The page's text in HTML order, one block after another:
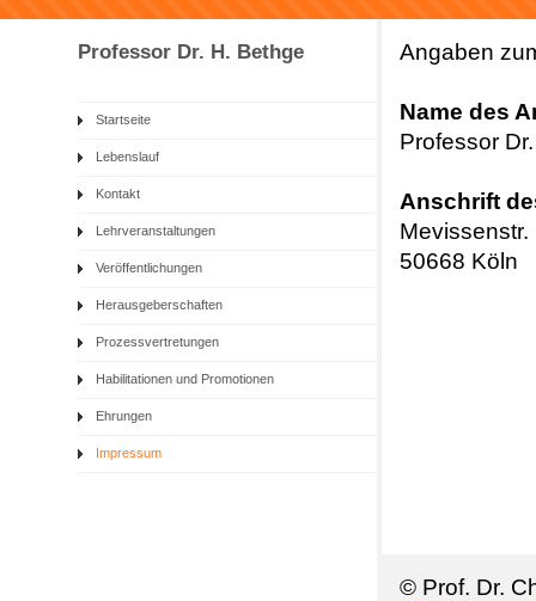
Professor Dr. H. Bethge
Startseite
Lebenslauf
Kontakt
Lehrveranstaltungen
Veröffentlichungen
Herausgeberschaften
Prozessvertretungen
Habilitationen und Promotionen
Ehrungen
Impressum
Angaben
Name des
Professor
Anschrift
Mevissenstr.
50668 Köln
© Prof. Dr.